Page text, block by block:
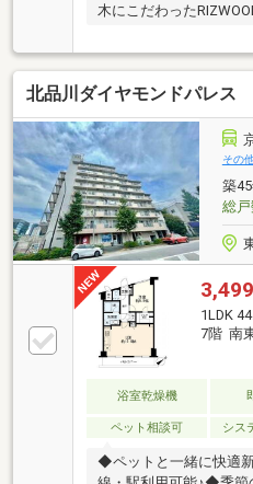
木にこだわった
フローリング張替え、
軽減する地震に強い「
梁工法・ハイサッシの
ます！■遮音性・快適
など上質な暮らしを演
3LDK陽当たり・眺望良
駅徒歩5分、の好立地！
す
北品川ダイヤモンドパレス
その
築
総
3,499
1LDK
7階 南
浴室乾燥機
ペット相談可
シス
◆ペットと一緒に快適